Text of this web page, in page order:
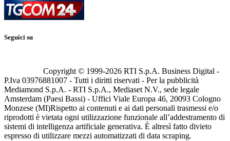
Seguici su
Copyright © 1999-2026 RTI S.p.A. Business Digital -
P.Iva 03976881007 - Tutti i diritti riservati - Per la pubblicità
Mediamond S.p.A. - RTI S.p.A., Mediaset N.V., sede legale
Amsterdam (Paesi Bassi) - Uffici Viale Europa 46, 20093 Cologno
Monzese (MI)Rispetto ai contenuti e ai dati personali trasmessi e/o
riprodotti è vietata ogni utilizzazione funzionale all’addestramento di
sistemi di intelligenza artificiale generativa. È altresì fatto divieto
espresso di utilizzare mezzi automatizzati di data scraping.